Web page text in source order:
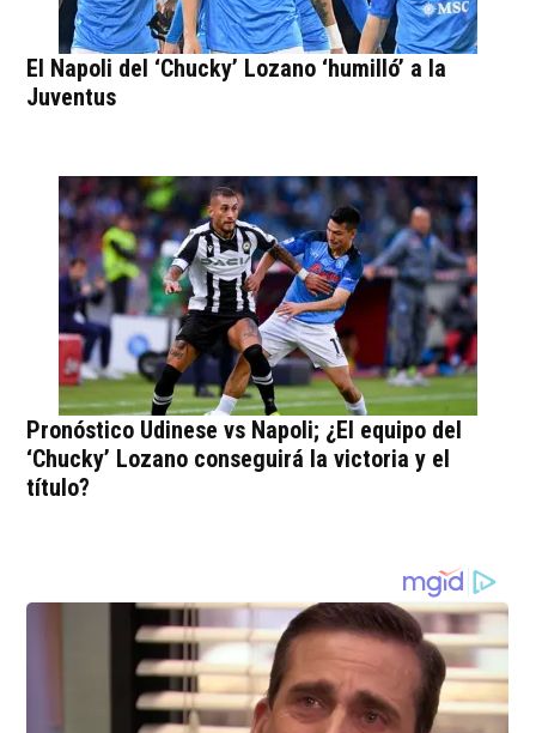
El Napoli del ‘Chucky’ Lozano ‘humilló’ a la
Juventus
Pronóstico Udinese vs Napoli; ¿El equipo del
‘Chucky’ Lozano conseguirá la victoria y el
título?